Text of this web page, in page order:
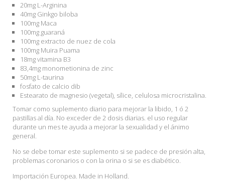
20mg L-Arginina
40mg Ginkgo biloba
100mg Maca
100mg guaraná
100mg extracto de nuez de cola
100mg Muira Puama
18mg vitamina B3
83,4mg monometionina de zinc
50mg L-taurina
fosfato de calcio dib
Estearato de magnesio (vegetal), sílice, celulosa microcristalina.
Tomar como suplemento diario para mejorar la libido, 1 ó 2
pastillas al día. No exceder de 2 dosis diarias. el uso regular
durante un mes te ayuda a mejorar la sexualidad y el ánimo
general.
No se debe tomar este suplemento si se padece de presión alta,
problemas coronarios o con la orina o si se es diabético.
Importación Europea. Made in Holland.